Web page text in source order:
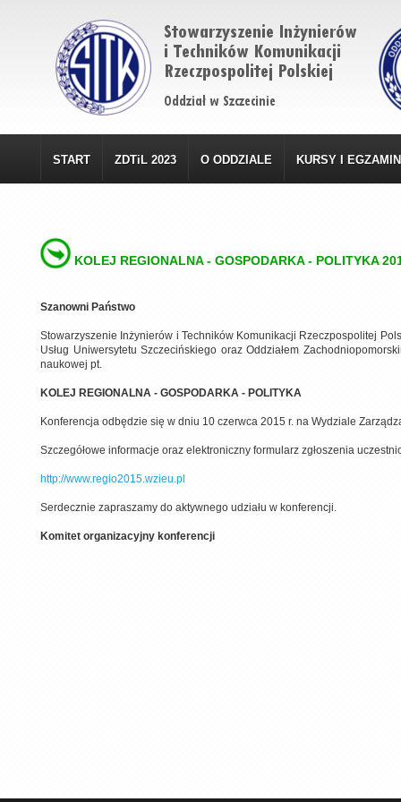
START ZDTiL 2023 O ODDZIALE KURSY I
KOLEJ REGIONALNA - GOSPODARKA - POLITYKA
Szanowni Państwo
Stowarzyszenie Inżynierów i Techników Komunikacji Rzeczpospolitej
Usług Uniwersytetu Szczecińskiego oraz Oddziałem
naukowej pt.
KOLEJ REGIONALNA - GOSPODARKA - POLITYKA
Konferencja odbędzie się w dniu 10 czerwca 2015 r. na Wydziale
Szczegółowe informacje oraz elektroniczny formularz zgłoszenia
http://www.regio2015.wzieu.pl
Serdecznie zapraszamy do aktywnego udziału w konferencji.
Komitet organizacyjny konferencji